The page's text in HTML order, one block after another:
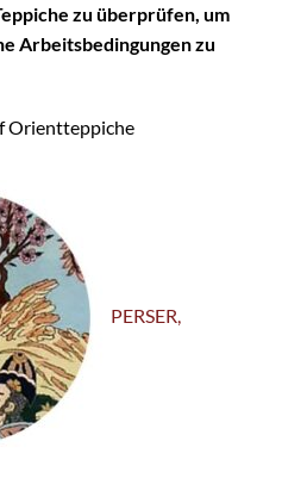
zu überprüfen, um
Arbeitsbedingungen zu
Orientteppiche
PERSER,